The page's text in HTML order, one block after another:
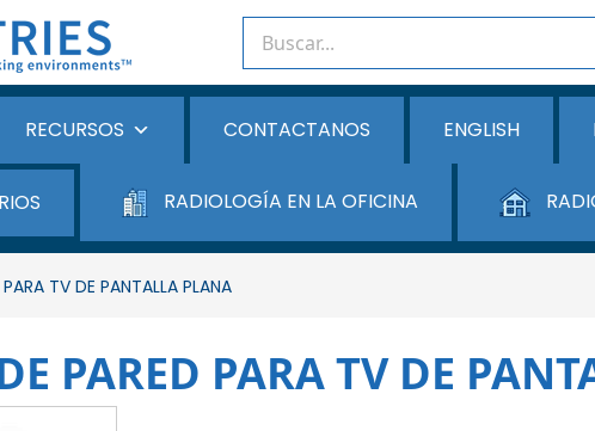
RECURSOS CONTACTANOS ENGLISH
RADIOLOGÍA EN LA OFICINA
TV DE PANTALLA PLANA
PARED PARA TV DE